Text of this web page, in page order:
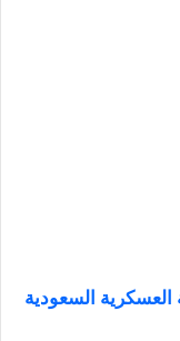
السعودية